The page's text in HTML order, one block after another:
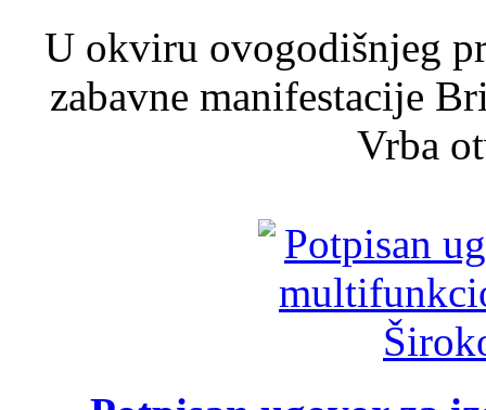
U okviru ovogodišnjeg
zabavne manifestacije
Vrba